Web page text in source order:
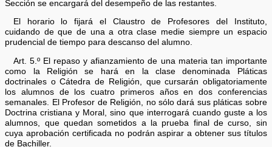
Sección se encargará del desempeño de las restantes.
El horario lo fijará el Claustro de Profesores del Instituto,
cuidando de que de una a otra clase medie siempre un espacio
prudencial de tiempo para descanso del alumno.
Art. 5.º El repaso y afianzamiento de una materia tan importante
como la Religión se hará en la clase denominada Pláticas
doctrinales o Cátedra de Religión, que cursarán obligatoriamente
los alumnos de los cuatro primeros años en dos conferencias
semanales. El Profesor de Religión, no sólo dará sus pláticas sobre
Doctrina cristiana y Moral, sino que interrogará cuando guste a los
alumnos, que quedan sometidos a la prueba final de curso, sin
cuya aprobación certificada no podrán aspirar a obtener sus títulos
de Bachiller.